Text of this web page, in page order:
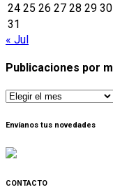
24 25 26 27 28 29 30
31
« Jul
Publicaciones por
Publicaciones
mes
Envíanos tus novedades
CONTACTO